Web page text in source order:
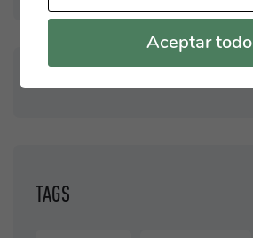
TAGS
Aceptar todo